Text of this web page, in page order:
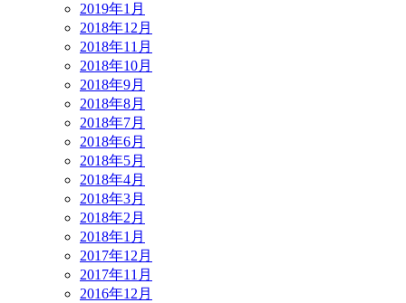
2019年1月
2018年12月
2018年11月
2018年10月
2018年9月
2018年8月
2018年7月
2018年6月
2018年5月
2018年4月
2018年3月
2018年2月
2018年1月
2017年12月
2017年11月
2016年12月